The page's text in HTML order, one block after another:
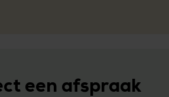
een afspraak